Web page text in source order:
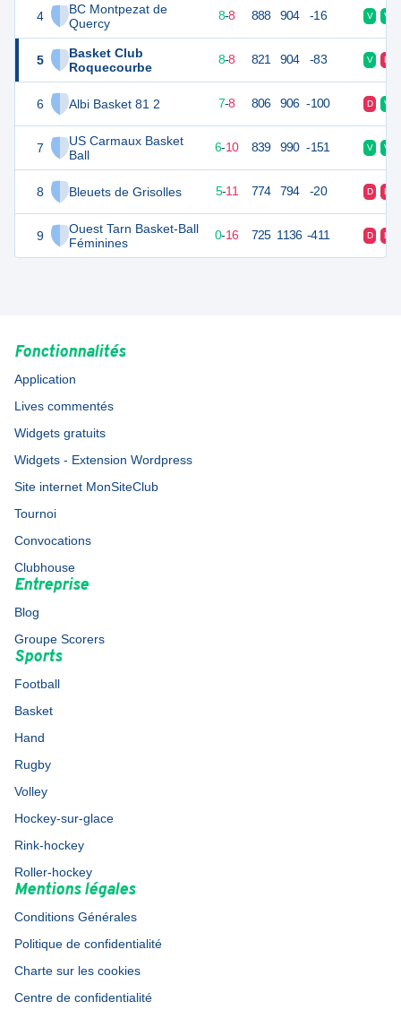
4
BC Montpezat de
Quercy
5
Basket Club
Roquecourbe
6 Albi Basket 81 2
7
US Carmaux Basket
Ball
8 Bleuets de Grisolles
9
Ouest Tarn Basket-Ball
Féminines
24 8-8 888 904 -16 V V
8-8 821 904 -83 V D
22 7-8 806 906 -100 D V
22 6-10 839 990 -151 V V
21 5-11 774 794 -20 D D
16 16 0-16 725 1136 -411 D D
Fonctionnalités
Application
Lives commentés
Widgets gratuits
Widgets - Extension Wordpress
Site internet MonSiteClub
Tournoi
Convocations
Clubhouse
Entreprise
Blog
Groupe Scorers
Sports
Football
Basket
Hand
Rugby
Volley
Hockey-sur-glace
Rink-hockey
Roller-hockey
Mentions légales
Conditions Générales
Politique de confidentialité
Charte sur les cookies
Centre de confidentialité